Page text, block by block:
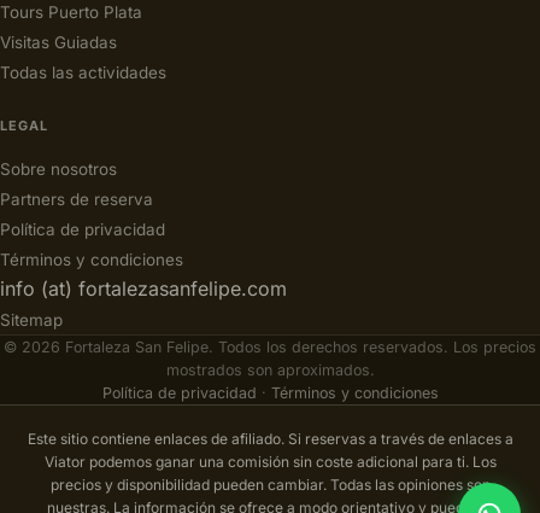
Tours Puerto Plata
Visitas Guiadas
Todas las actividades
LEGAL
Sobre nosotros
Partners de reserva
Política de privacidad
Términos y condiciones
info (at) fortalezasanfelipe.com
Sitemap
© 2026 Fortaleza San Felipe. Todos los derechos reservados. Los precios
mostrados son aproximados.
Política de privacidad · Términos y condiciones
Este sitio contiene enlaces de afiliado. Si reservas a través de enlaces a
Viator podemos ganar una comisión sin coste adicional para ti. Los
precios y disponibilidad pueden cambiar. Todas las opiniones son
nuestras. La información se ofrece a modo orientativo y puede no